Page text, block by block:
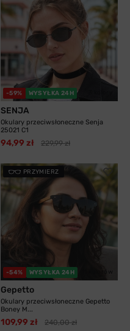
-59% WYSYŁKA 24H
SENJA
Okulary przeciwsłoneczne Senja
25021 C1
94,99 zł 229,99 zł
PRZYMIERZ
-54% WYSYŁKA 24H
Gepetto
Okulary przeciwsłoneczne Gepetto
Boney M...
109,99 zł 240,00 zł